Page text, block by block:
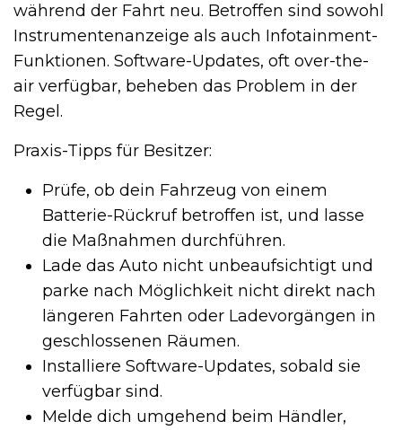
während der Fahrt neu. Betroffen sind sowohl
Instrumentenanzeige als auch Infotainment-
Funktionen. Software-Updates, oft over-the-
air verfügbar, beheben das Problem in der
Regel.
Praxis-Tipps für Besitzer:
Prüfe, ob dein Fahrzeug von einem
Batterie-Rückruf betroffen ist, und lasse
die Maßnahmen durchführen.
Lade das Auto nicht unbeaufsichtigt und
parke nach Möglichkeit nicht direkt nach
längeren Fahrten oder Ladevorgängen in
geschlossenen Räumen.
Installiere Software-Updates, sobald sie
verfügbar sind.
Melde dich umgehend beim Händler,